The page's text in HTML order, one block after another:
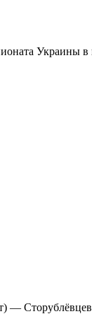
Украины в
—